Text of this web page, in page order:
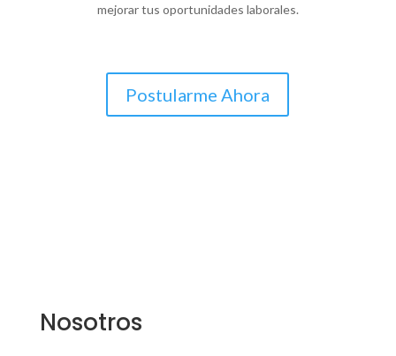
mejorar tus oportunidades laborales.
Postularme Ahora
Nosotros